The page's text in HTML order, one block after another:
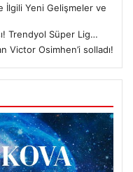
İlgili Yeni Gelişmeler ve
Trendyol Süper Lig…
Victor Osimhen’i solladı!